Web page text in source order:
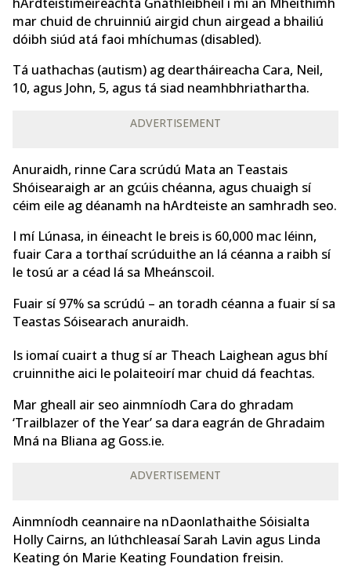
mar chuid de chruinniú airgid chun airgead a bhailiú
dóibh siúd atá faoi mhíchumas (disabled).
Tá uathachas (autism) ag deartháireacha Cara, Neil,
10, agus John, 5, agus tá siad neamhbhriathartha.
ADVERTISEMENT
Anuraidh, rinne Cara scrúdú Mata an Teastais
Shóisearaigh ar an gcúis chéanna, agus chuaigh sí
céim eile ag déanamh na hArdteiste an samhradh seo.
I mí Lúnasa, in éineacht le breis is 60,000 mac léinn,
fuair Cara a torthaí scrúduithe an lá céanna a raibh sí
le tosú ar a céad lá sa Mheánscoil.
Fuair sí 97% sa scrúdú – an toradh céanna a fuair sí sa
Teastas Sóisearach anuraidh.
Is iomaí cuairt a thug sí ar Theach Laighean agus bhí
cruinnithe aici le polaiteoirí mar chuid dá feachtas.
Mar gheall air seo ainmníodh Cara do ghradam
‘Trailblazer of the Year’ sa dara eagrán de Ghradaim
Mná na Bliana ag Goss.ie.
ADVERTISEMENT
Ainmníodh ceannaire na nDaonlathaithe Sóisialta
Holly Cairns, an lúthchleasaí Sarah Lavin agus Linda
Keating ón Marie Keating Foundation freisin.